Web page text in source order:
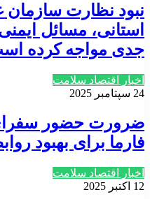
نبود نظارت
استانی، مسائل
جدی مواجه کرده
اخبار اقتصاد سلامت
24 سپتامبر 2025
ضرورت حضور
فارما برای بهبود
اخبار اقتصاد سلامت
12 اکتبر 2025